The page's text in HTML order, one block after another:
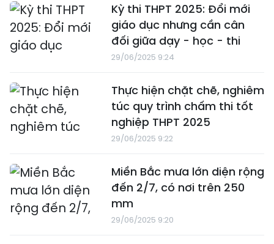
Kỳ thi THPT 2025: Đổi mới
giáo dục nhưng cần cân
đối giữa dạy - học - thi
29/06/2025 9:24
Thực hiện chặt chẽ, nghiêm
túc quy trình chấm thi tốt
nghiệp THPT 2025
29/06/2025 9:22
Miền Bắc mưa lớn diện rộng
đến 2/7, có nơi trên 250
mm
29/06/2025 9:20